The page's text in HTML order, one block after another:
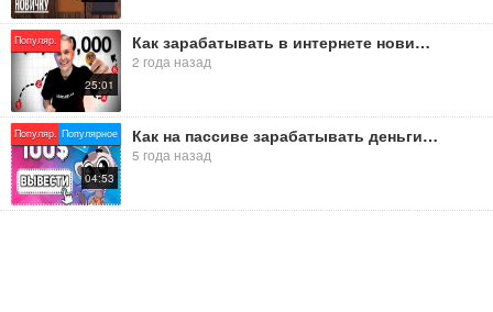
Популяр.
25:01
Как зарабатывать в интернете новичку в 2024 году?
2 года назад
Популяр. Популярное
04:53
Как на пассиве зарабатывать деньги в интернете
5 года назад